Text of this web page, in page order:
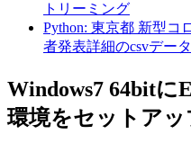
トリーミング
Python: 東京都 新型コ
者発表詳細のcsvデー
Windows7 64bitに
環境をセットアッ